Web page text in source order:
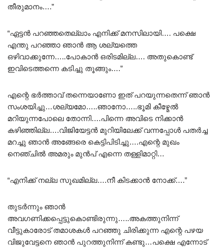
തീരുമാനം….”
“ഏട്ടൻ പറഞ്ഞതെല്ലാം എനിക്ക് മനസിലായി…. പക്ഷെ
എന്തു പറഞ്ഞാ ഞാൻ ആ ശല്യത്തെ
ഒഴിവാക്കുന്നേ…..പോകാൻ ഒരിടമില്ല…. അതുകൊണ്ട്
ഇവിടെത്തന്നെ കടിച്ചു തൂങ്ങും….”
എന്റെ ഭർത്താവ് തന്നെയാണോ ഇത് പറയുന്നതെന്ന് ഞാൻ
സംശയിച്ചു…ശല്യമോ…..ഞാനോ…..ഭൂമി കീഴ്മേൽ
മറിയുന്നപോലെ തോന്നി….പിന്നെ അവിടെ നിക്കാൻ
കഴിഞ്ഞില്ല….വിജിയേട്ടൻ മുറിയിലേക്ക് വന്നപ്പോൾ പതർച്ച
മറച്ചു ഞാൻ അങ്ങേരെ കെട്ടിപിടിച്ചു….എന്റെ മുഖം
നെഞ്ചിൽ അമരും മുൻപ് എന്നെ തള്ളിമാറ്റി…
“എനിക്ക് നല്ല സുഖമില്ല….നീ കിടക്കാൻ നോക്ക്….”
തുടർന്നും ഞാൻ
അവഗണിക്കപ്പെട്ടുകൊണ്ടിരുന്നു…..അകത്തുനിന്ന്
വീട്ടുകാരോട് തമാശകൾ പറഞ്ഞു ചിരിക്കുന്ന എന്റെ പഴയ
വിജുവേട്ടനെ ഞാൻ പുറത്തുനിന്ന് കണ്ടു…പക്ഷെ എന്നോട്